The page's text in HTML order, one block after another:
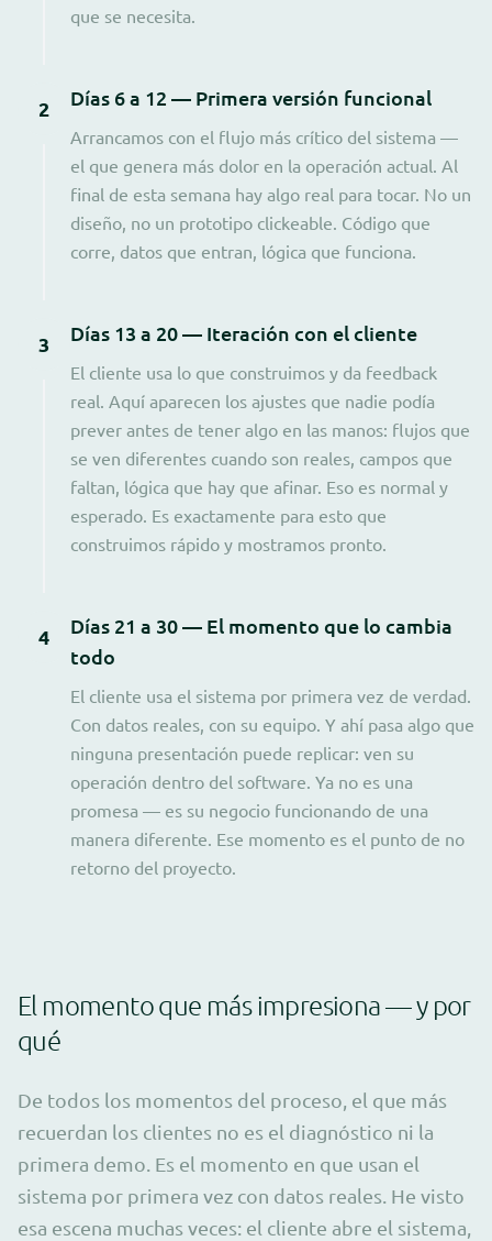
que se necesita.
2 Días 6 a 12 — Primera versión funcional
Arrancamos con el flujo más crítico del sistema —
el que genera más dolor en la operación actual. Al
final de esta semana hay algo real para tocar. No un
diseño, no un prototipo clickeable. Código que
corre, datos que entran, lógica que funciona.
3 Días 13 a 20 — Iteración con el cliente
El cliente usa lo que construimos y da feedback
real. Aquí aparecen los ajustes que nadie podía
prever antes de tener algo en las manos: flujos que
se ven diferentes cuando son reales, campos que
faltan, lógica que hay que afinar. Eso es normal y
esperado. Es exactamente para esto que
construimos rápido y mostramos pronto.
4
Días 21 a 30 — El momento que lo cambia
todo
El cliente usa el sistema por primera vez de verdad.
Con datos reales, con su equipo. Y ahí pasa algo que
ninguna presentación puede replicar: ven su
operación dentro del software. Ya no es una
promesa — es su negocio funcionando de una
manera diferente. Ese momento es el punto de no
retorno del proyecto.
El momento que más impresiona — y por
qué
De todos los momentos del proceso, el que más
recuerdan los clientes no es el diagnóstico ni la
primera demo. Es el momento en que usan el
sistema por primera vez con datos reales. He visto
esa escena muchas veces: el cliente abre el sistema,